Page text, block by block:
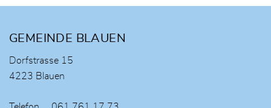
Fusszeile
GEMEINDE BLAUEN
Dorfstrasse 15
4223 Blauen